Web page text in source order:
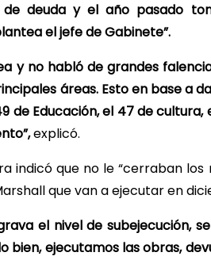
deuda y el año pasado
el jefe de Gabinete”.
y no habló de grandes
áreas. Esto en base a
de Educación, el 47 de
explicó.
indicó que no le “cerraban
que van a ejecutar en
el nivel de subejecución,
bien, ejecutamos las obras,